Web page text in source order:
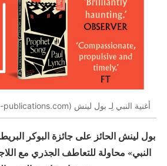
أغنية النبي لِـ بول لينش (oneworld-publications.com)
النبي» محاولة للتعاطف الجذري مع